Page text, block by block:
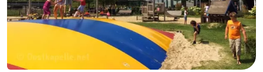
-
Indoor-
-